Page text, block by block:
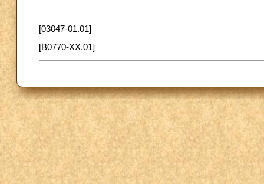
[03047-01.01]
[B0770-XX.01]